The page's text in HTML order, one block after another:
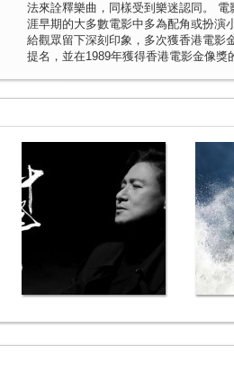
法來詮釋樂曲，同樣受到樂迷認同。
涯早期的大多數電影中多為配角或扮演
給觀眾留下深刻印象，多次獲香港電影
提名，並在1989年獲得香港電影金像獎